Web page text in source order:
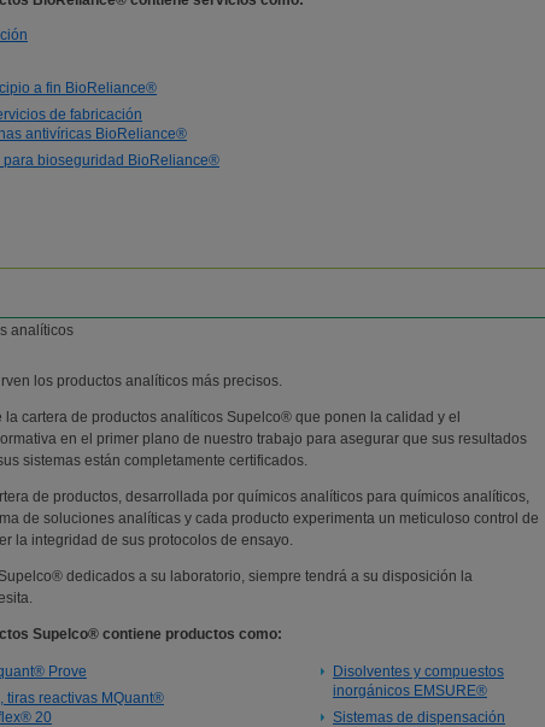
a fin BioReliance®
de fabricación
antivíricas BioReliance®
para bioseguridad BioReliance®
los productos analíticos más precisos.
la cartera de productos analíticos Supelco® que ponen la calidad y el
en el primer plano de nuestro trabajo para asegurar que sus resultados
sistemas están completamente certificados.
de productos, desarrollada por químicos analíticos para químicos analíticos,
de soluciones analíticas y cada producto experimenta un meticuloso control de
la integridad de sus protocolos de ensayo.
dedicados a su laboratorio, siempre tendrá a su disposición la
Supelco® contiene productos como:
Prove
tiras reactivas MQuant®
20
Disolventes y compuestos
inorgánicos EMSURE®
Sistemas de dispensación